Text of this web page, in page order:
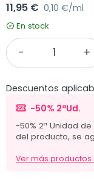
11,95 € 0,10 €/ml
En stock
Descuentos
-50% 2ªUd.
-50% 2ª Unidad
del producto, se
Ver más